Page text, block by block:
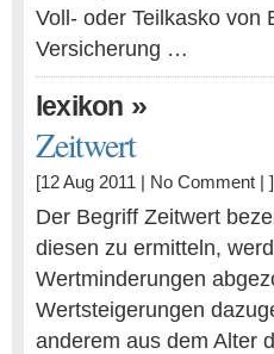
Voll- oder Teilkasko von
Versicherung …
lexikon »
Zeitwert
[12 Aug 2011 | No Comment | ]
Der Begriff Zeitwert
diesen zu ermitteln,
Wertminderungen
Wertsteigerungen
anderem aus dem Alter